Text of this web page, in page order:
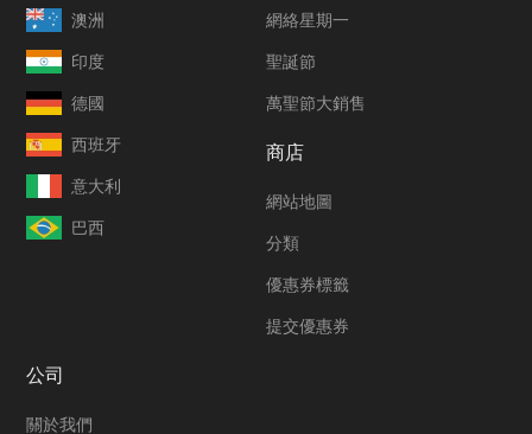
澳洲
印度
德國
西班牙
意大利
巴西
網絡星期一
聖誕節
萬聖節大銷售
商店
網站地圖
分類
優惠券標籤
提交優惠券
公司
關於我們